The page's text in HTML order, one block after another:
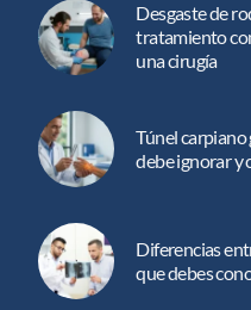
Desgaste de
tratamiento
una cirugía
Túnel
debe ignorar y
Diferencias
que debes